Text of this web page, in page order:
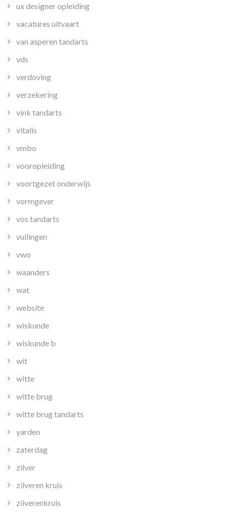
ux designer opleiding
vacatures uitvaart
van asperen tandarts
vds
verdoving
verzekering
vink tandarts
vitalis
vmbo
vooropleiding
voortgezet onderwijs
vormgever
vos tandarts
vullingen
vwo
waanders
wat
website
wiskunde
wiskunde b
wit
witte
witte brug
witte brug tandarts
yarden
zaterdag
zilver
zilveren kruis
zilverenkruis